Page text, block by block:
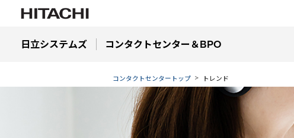
日立システムズ コンタクトセンター＆BPO
コンタクトセンタートップ トレンド